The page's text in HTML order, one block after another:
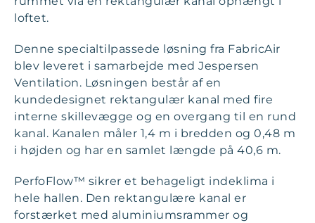
loftet.
Denne specialtilpassede løsning fra FabricAir
blev leveret i samarbejde med Jespersen
Ventilation. Løsningen består af en
kundedesignet rektangulær kanal med fire
interne skillevægge og en overgang til en rund
kanal. Kanalen måler 1,4 m i bredden og 0,48 m
i højden og har en samlet længde på 40,6 m.
PerfoFlow™ sikrer et behageligt indeklima i
hele hallen. Den rektangulære kanal er
forstærket med aluminiumsrammer og